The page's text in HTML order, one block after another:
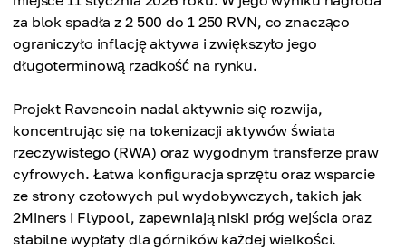
za blok spadła z 2 500 do 1 250 RVN, co znacząco
ograniczyło inflację aktywa i zwiększyło jego
długoterminową rzadkość na rynku.
Projekt Ravencoin nadal aktywnie się rozwija,
koncentrując się na tokenizacji aktywów świata
rzeczywistego (RWA) oraz wygodnym transferze praw
cyfrowych. Łatwa konfiguracja sprzętu oraz wsparcie
ze strony czołowych pul wydobywczych, takich jak
2Miners i Flypool, zapewniają niski próg wejścia oraz
stabilne wypłaty dla górników każdej wielkości.